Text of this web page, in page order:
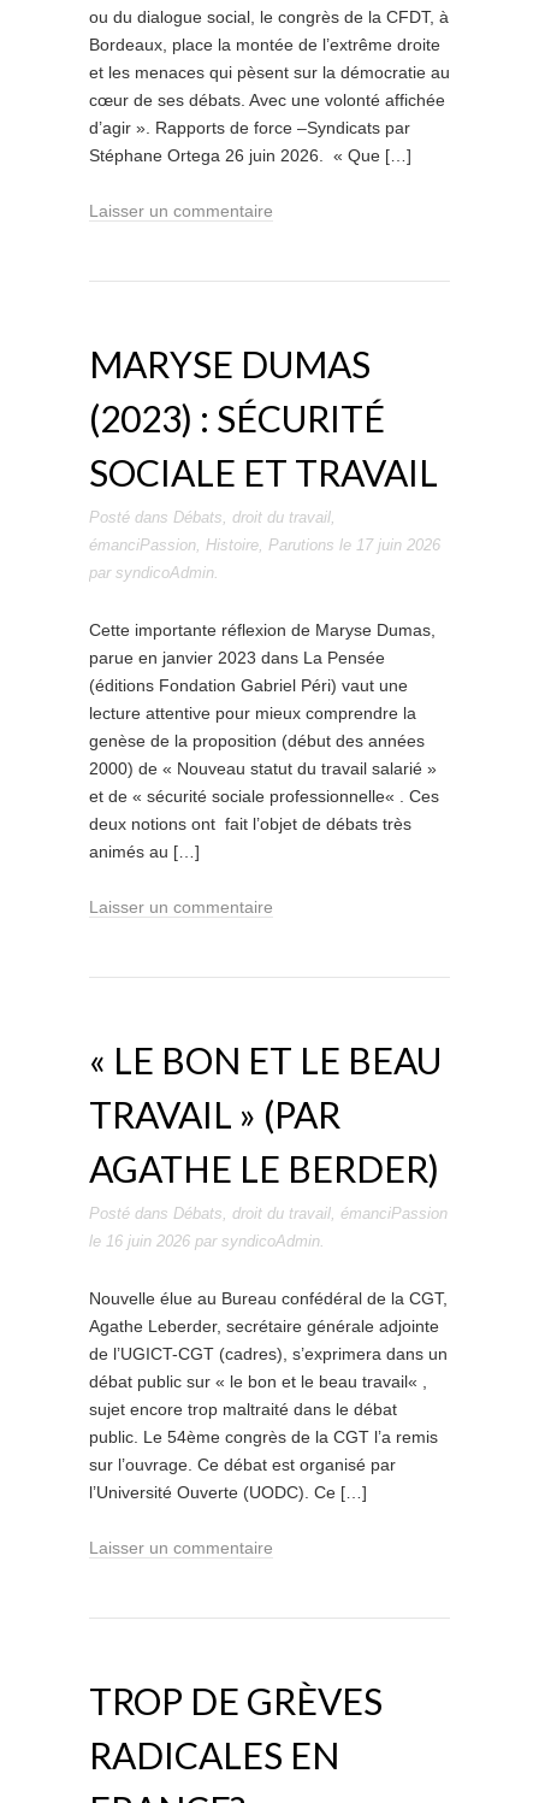
ou du dialogue social, le congrès de la CFDT, à
Bordeaux, place la montée de l’extrême droite
et les menaces qui pèsent sur la démocratie au
cœur de ses débats. Avec une volonté affichée
d’agir ». Rapports de force –Syndicats par
Stéphane Ortega 26 juin 2026. « Que […]
Laisser un commentaire
MARYSE DUMAS
(2023) : SÉCURITÉ
SOCIALE ET TRAVAIL
Posté dans Débats, droit du travail,
émanciPassion, Histoire, Parutions le 17 juin 2026
par syndicoAdmin.
Cette importante réflexion de Maryse Dumas,
parue en janvier 2023 dans La Pensée
(éditions Fondation Gabriel Péri) vaut une
lecture attentive pour mieux comprendre la
genèse de la proposition (début des années
2000) de « Nouveau statut du travail salarié »
et de « sécurité sociale professionnelle« . Ces
deux notions ont fait l’objet de débats très
animés au […]
Laisser un commentaire
« LE BON ET LE BEAU
TRAVAIL » (PAR
AGATHE LE BERDER)
Posté dans Débats, droit du travail, émanciPassion
le 16 juin 2026 par syndicoAdmin.
Nouvelle élue au Bureau confédéral de la CGT,
Agathe Leberder, secrétaire générale adjointe
de l’UGICT-CGT (cadres), s’exprimera dans un
débat public sur « le bon et le beau travail« ,
sujet encore trop maltraité dans le débat
public. Le 54ème congrès de la CGT l’a remis
sur l’ouvrage. Ce débat est organisé par
l’Université Ouverte (UODC). Ce […]
Laisser un commentaire
TROP DE GRÈVES
RADICALES EN